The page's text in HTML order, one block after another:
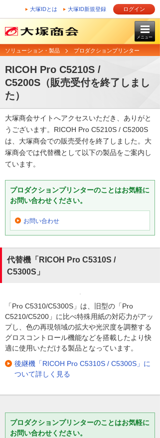
大塚IDとは 大塚ID新規登録 ログイン
メニュー
ソリューション・製品 プロダクションプリンター
RICOH Pro C5210S /
C5200S（販売受付を終了しまし
た）
大塚商会サイトへアクセスいただき、ありがと
うございます。RICOH Pro C5210S / C5200S
は、大塚商会での販売受付を終了しました。大
塚商会では代替機として以下の製品をご案内し
ています。
プロダクションプリンターのことはお気軽に
お問い合わせください。
お問い合わせ
代替機「RICOH Pro C5310S /
C5300S」
「Pro C5310/C5300S」は、旧型の「Pro
C5210/C5200」に比べ特殊用紙の対応力がアッ
プし、色の再現領域の拡大や光沢度を調整する
グロスコントロール機能などを搭載したより快
適に使用いただける製品となっています。
後継機「RICOH Pro C5310S / C5300S」に
ついて詳しく見る
プロダクションプリンターのことはお気軽に
お問い合わせください。